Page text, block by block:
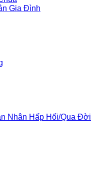
Gia Đình
Nhân Hấp Hối/Qua Đời